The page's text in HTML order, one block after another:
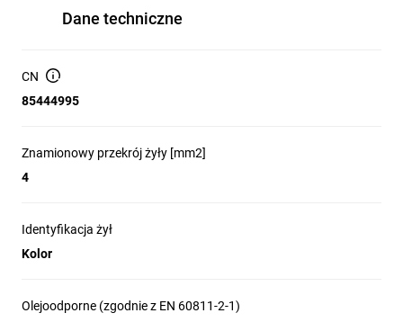
Dane techniczne
CN
85444995
Znamionowy przekrój żyły [mm2]
4
Identyfikacja żył
Kolor
Olejoodporne (zgodnie z EN 60811-2-1)